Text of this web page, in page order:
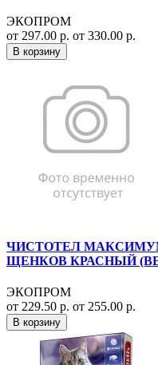
ЭКОПРОМ
от 297.00 р. от 330.00 р.
В корзину
ЧИСТОТЕЛ
ЩЕНКОВ КРАСНЫЙ
ЭКОПРОМ
от 229.50 р. от 255.00 р.
В корзину